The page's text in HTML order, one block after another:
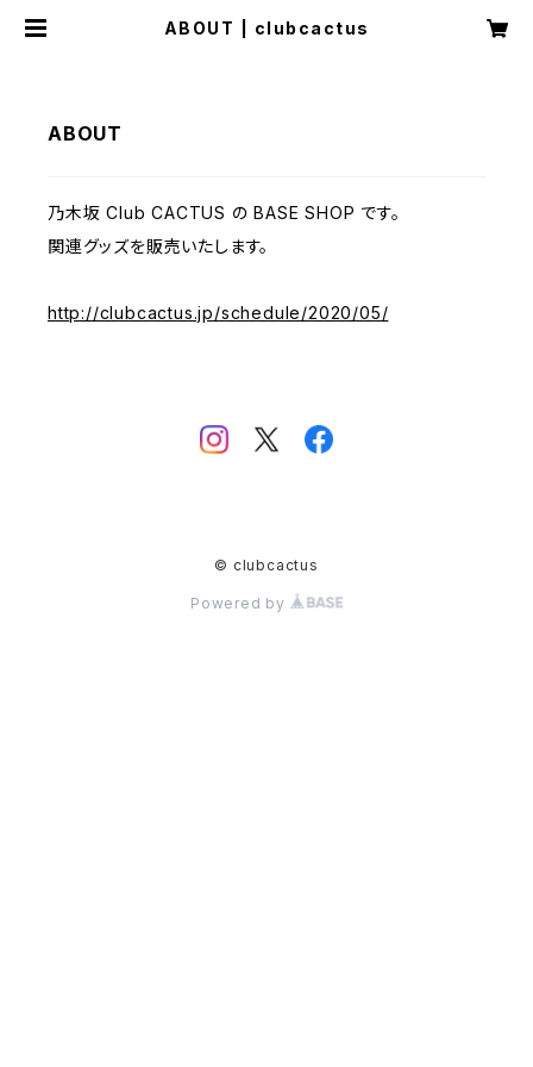
ABOUT | clubcactus
ABOUT
乃木坂 Club CACTUS の BASE SHOP です。
関連グッズを販売いたします。
http://clubcactus.jp/schedule/2020/05/
© clubcactus
Powered by